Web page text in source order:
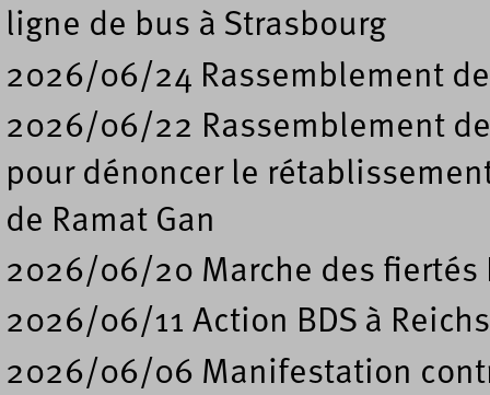
ligne de bus à Strasbourg
2026/06/24 Rassemblement
2026/06/22 Rassemblement
pour dénoncer le
de Ramat Gan
2026/06/20 Marche des fiertés
2026/06/11 Action BDS à
2026/06/06 Manifestation